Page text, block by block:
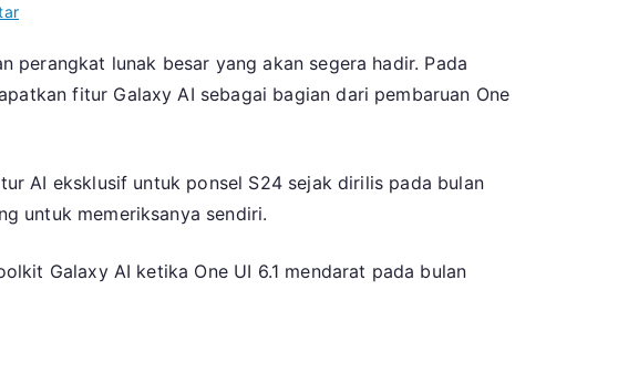
pada
Tipe
Hp
Miliki
Galaxy
perangkat lunak besar yang akan segera hadir. Pada
fitur Galaxy AI sebagai bagian dari pembaruan One
AI eksklusif untuk ponsel S24 sejak dirilis pada bulan
untuk memeriksanya sendiri.
Galaxy AI ketika One UI 6.1 mendarat pada bulan